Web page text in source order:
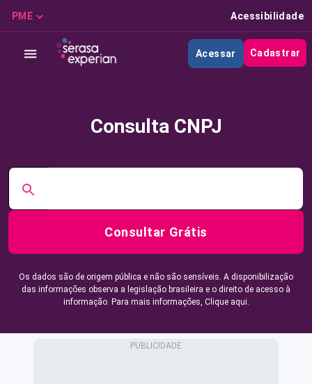
PME Acessibilidade
Acessar Cadastrar
Consulta CNPJ
Consultar Grátis
Os dados são de origem pública e não são sensíveis. A disponibilização
das informações observa a legislação brasileira e o direito de acesso à
informação. Para mais informações, Clique aqui.